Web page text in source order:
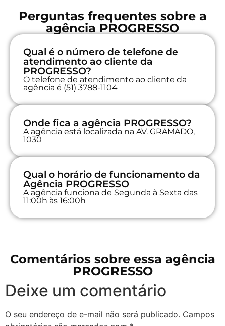
Perguntas frequentes sobre a
agência PROGRESSO
Qual é o número de telefone de
atendimento ao cliente da
PROGRESSO?
O telefone de atendimento ao cliente da
agência é (51) 3788-1104
Onde fica a agência PROGRESSO?
A agência está localizada na AV. GRAMADO,
1030
Qual o horário de funcionamento da
Agência PROGRESSO
A agência funciona de Segunda à Sexta das
11:00h às 16:00h
Comentários sobre essa agência
PROGRESSO
Deixe um comentário
O seu endereço de e-mail não será publicado. Campos